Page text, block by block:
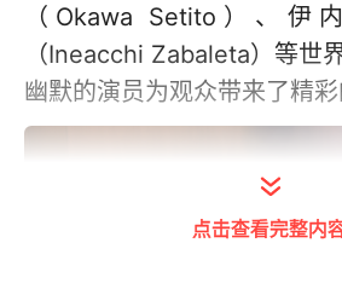
（Okawa Setito）、伊
（Ineacchi Zabaleta）等世
幽默的演员为观众带来了精彩
点击查看完整内